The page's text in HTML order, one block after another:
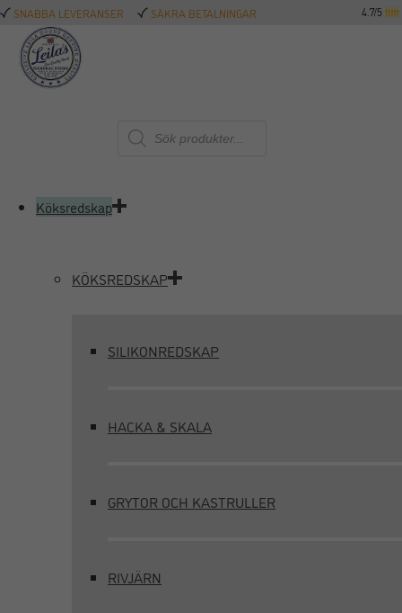
SNABBA LEVERANSER SÄKRA BETALNINGAR 4.7/5
Produktsökning
Köksredskap
KÖKSREDSKAP
SILIKONREDSKAP
HACKA & SKALA
GRYTOR OCH KASTRULLER
RIVJÄRN